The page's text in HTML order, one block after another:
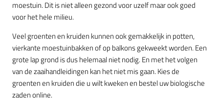
moestuin. Dit is niet alleen gezond voor uzelf maar ook goed
voor het hele milieu.
Veel groenten en kruiden kunnen ook gemakkelijk in potten,
vierkante moestuinbakken of op balkons gekweekt worden. Een
grote lap grond is dus helemaal niet nodig. En met het volgen
van de zaaihandleidingen kan het niet mis gaan. Kies de
groenten en kruiden die u wilt kweken en bestel uw biologische
zaden online.